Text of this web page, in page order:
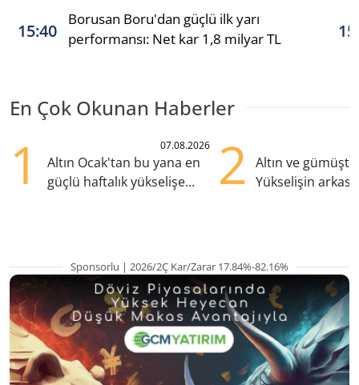
15:40
Borusan Boru'dan güçlü ilk yarı
performansı: Net kar 1,8 milyar TL
En Çok Okunan Haberler
1 07.08.2026
Altın Ocak'tan bu yana en
güçlü haftalık yükselişe
2
Altın ve
Yükselişin
Sponsorlu | 2026/2Ç Kar/Zarar 17.84%-82.16%